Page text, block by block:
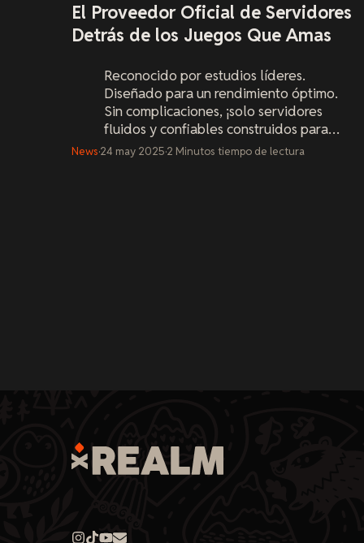
El Proveedor Oficial de Servidores
Detrás de los Juegos Que Amas
Reconocido por estudios líderes.
Diseñado para un rendimiento óptimo.
Sin complicaciones, ¡solo servidores
fluidos y confiables construidos para
jugar!
News·24 may 2025·2 Minutos tiempo de lectura